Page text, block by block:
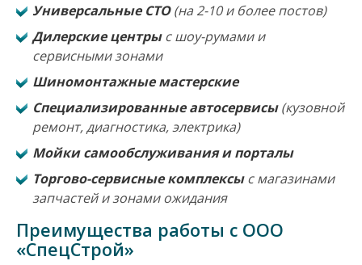
Универсальные СТО(на 2-10 и более постов)
Дилерские центрыс шоу-румами и
сервисными зонами
Шиномонтажные мастерские
Специализированные автосервисы(кузовной
ремонт, диагностика, электрика)
Мойки самообслуживания и порталы
Торгово-сервисные комплексыс магазинами
запчастей и зонами ожидания
Преимущества работы с ООО
«СпецСтрой»